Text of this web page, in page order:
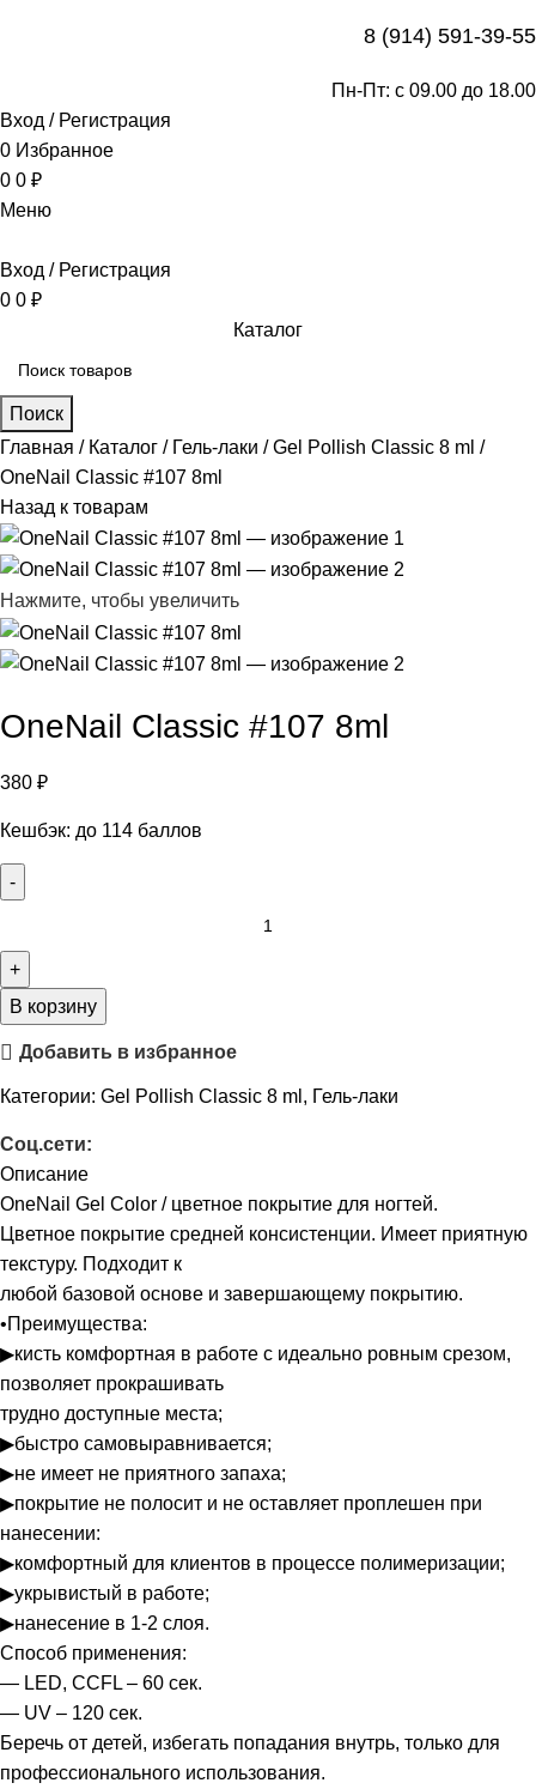
8 (914) 591-39-55
Пн-Пт: с 09.00 до 18.00
Вход / Регистрация
0 Избранное
0 0 ₽
Меню
Вход / Регистрация
0 0 ₽
Каталог
Поиск
Главная
Каталог Гель-лаки
Gel Pollish Classic 8 ml
OneNail Classic #107 8ml
Назад к товарам
Нажмите, чтобы увеличить
OneNail Classic #107 8ml
380 ₽
Кешбэк: до 114 баллов
В корзину
Добавить в избранное
Категории: Gel Pollish Classic 8 ml , Гель-лаки
Соц.сети:
Описание
OneNail Gel Color / цветное покрытие для ногтей.
Цветное покрытие средней консистенции. Имеет приятную
текстуру. Подходит к
любой базовой основе и завершающему покрытию.
•Преимущества:
▶кисть комфортная в работе с идеально ровным срезом,
позволяет прокрашивать
трудно доступные места;
▶быстро самовыравнивается;
▶не имеет не приятного запаха;
▶покрытие не полосит и не оставляет проплешен при
нанесении:
▶комфортный для клиентов в процессе полимеризации;
▶укрывистый в работе;
▶нанесение в 1-2 слоя.
Способ применения:
— LED, CCFL – 60 сек.
— UV – 120 сек.
Беречь от детей, избегать попадания внутрь, только для
профессионального использования.